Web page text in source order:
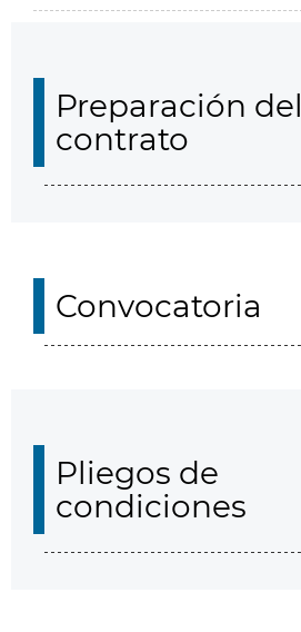
Preparación del
contrato
Convocatoria
Pliegos de
condiciones